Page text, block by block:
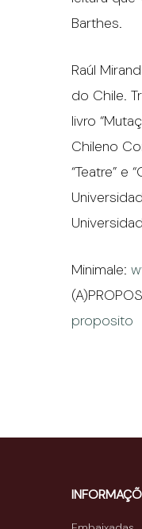
Barthes.
Raúl
do Chile.
livro
Chileno
“Teatre” e
Minimale:
proposito